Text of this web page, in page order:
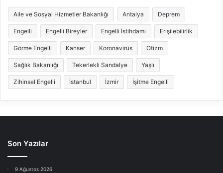
Aile ve Sosyal Hizmetler Bakanlığı Antalya Deprem
Engelli Engelli Bireyler Engelli İstihdamı Erişilebilirlik
Görme Engelli Kanser Koronavirüs Otizm
Sağlık Bakanlığı Tekerlekli Sandalye Yaşlı
Zihinsel Engelli İstanbul İzmir İşitme Engelli
Son Yazılar
9 Ağustos 2026